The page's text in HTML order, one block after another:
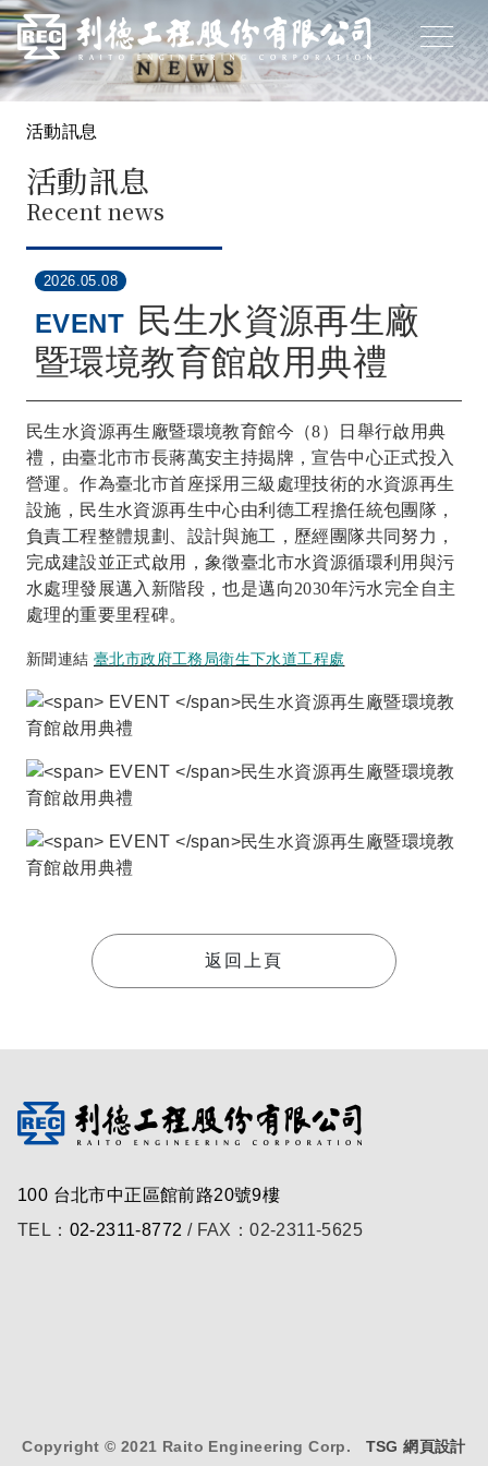
活動訊息
活動訊息
Recent news
2026.05.08
EVENT 民生水資源再生廠
暨環境教育館啟用典禮
民生水資源再生廠暨環境教育館今（8）日舉行啟用典
禮，由臺北市市長蔣萬安主持揭牌，宣告中心正式投入
營運。作為臺北市首座採用三級處理技術的水資源再生
設施，民生水資源再生中心由利德工程擔任統包團隊，
負責工程整體規劃、設計與施工，歷經團隊共同努力，
完成建設並正式啟用，象徵臺北市水資源循環利用與污
水處理發展邁入新階段，也是邁向2030年污水完全自主
處理的重要里程碑。
新聞連結 臺北市政府工務局衛生下水道工程處
返回上頁
100 台北市中正區館前路20號9樓
TEL： 02-2311-8772 / FAX：02-2311-5625
Copyright © 2021 Raito Engineering Corp. TSG 網頁設計